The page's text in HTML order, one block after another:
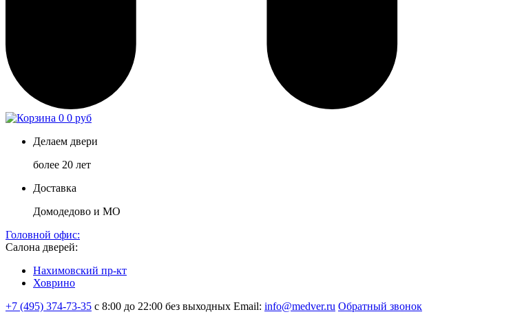
0 0 руб
Делаем двери
более 20 лет
Доставка
Домодедово и МО
Головной офис:
Салона дверей:
Нахимовский пр-кт
Ховрино
+7 (495) 374-73-35 с 8:00 до 22:00 без выходных Email: info@medver.ru Обратный звонок